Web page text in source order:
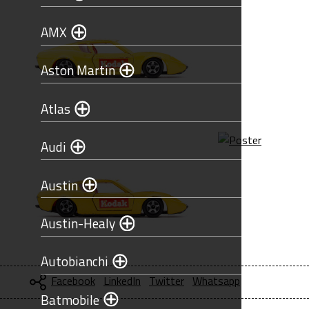
AMX
Aston Martin
Atlas
Audi
Austin
Austin-Healy
Autobianchi
Batmobile
Facebook LinkedIn Twitter Whatsapp